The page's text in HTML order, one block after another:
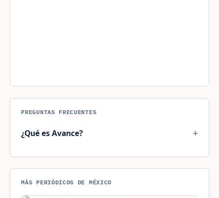
PREGUNTAS FRECUENTES
¿Qué es Avance?
MÁS PERIÓDICOS DE MÉXICO